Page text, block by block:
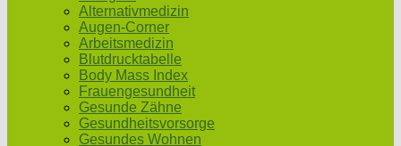
Alternativmedizin
Augen-Corner
Arbeitsmedizin
Blutdrucktabelle
Body Mass Index
Frauengesundheit
Gesunde Zähne
Gesundheitsvorsorge
Gesundes Wohnen